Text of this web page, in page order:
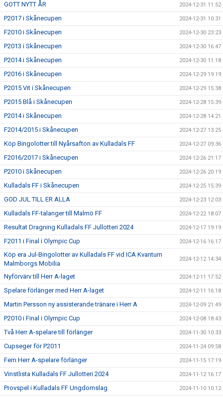
GOTT NYTT ÅR 2024-12-31 11:52
P2017 i Skånecupen 2024-12-31 10:31
F2010 i Skånecupen 2024-12-30 23:23
P2013 i Skånecupen 2024-12-30 16:47
P2014 i Skånecupen 2024-12-30 11:18
P2016 i Skånecupen 2024-12-29 19:19
P2015 Vit i Skånecupen 2024-12-29 15:38
P2015 Blå i Skånecupen 2024-12-28 15:39
P2014 i Skånecupen 2024-12-28 14:21
F2014/2015 i Skånecupen 2024-12-27 13:25
Köp Bingolotter till Nyårsafton av Kulladals FF 2024-12-27 09:36
F2016/2017 i Skånecupen 2024-12-26 21:17
P2010 i Skånecupen 2024-12-26 20:19
Kulladals FF i Skånecupen 2024-12-25 15:39
GOD JUL TILL ER ALLA 2024-12-23 12:03
Kulladals FF-talanger till Malmö FF 2024-12-22 18:07
Resultat Dragning Kulladals FF Jullotteri 2024 2024-12-17 19:19
F2011 i Final i Olympic Cup 2024-12-16 16:17
Köp era Jul-Bingolotter av Kulladals FF vid ICA Kvantum
Malmborgs Mobilia
2024-12-12 14:34
Nyförvärv till Herr A-laget 2024-12-11 17:52
Spelare förlänger med Herr A-laget 2024-12-11 16:18
Martin Persson ny assisterande tränare i Herr A 2024-12-09 21:49
P2010 i Final i Olympic Cup 2024-12-08 18:43
Två Herr A-spelare till förlänger 2024-11-30 10:33
Cupseger för P2011 2024-11-24 09:58
Fem Herr A-spelare förlänger 2024-11-15 17:19
Vinstlista Kulladals FF Jullotteri 2024 2024-11-12 16:17
Provspel i Kulladals FF Ungdomslag 2024-11-10 10:12